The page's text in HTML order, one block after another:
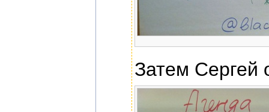
Затем Сергей